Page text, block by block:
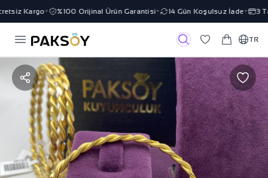
Kargo✦ %100 Orijinal Ürün Garantisi ✦ 14 Gün Koşulsuz İade✦ 3
TR